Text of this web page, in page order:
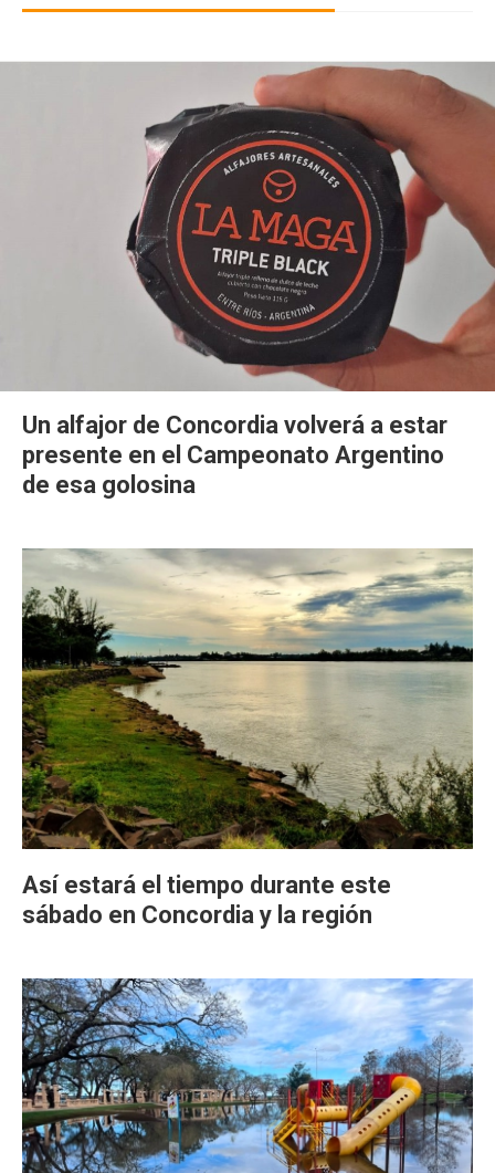
Un alfajor de Concordia volverá a estar
presente en el Campeonato Argentino
de esa golosina
Así estará el tiempo durante este
sábado en Concordia y la región